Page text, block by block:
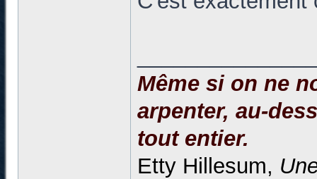
Même si on ne
arpenter, au-
tout entier.
Etty Hillesum,